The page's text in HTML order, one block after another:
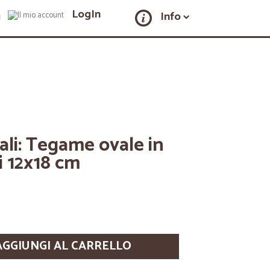
LogIn Info
Tegame ovale in
cm
AL CARRELLO